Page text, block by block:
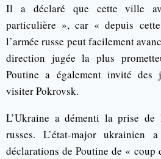
Il a déclaré que cette ville
particulière », car « depuis
l’armée russe peut facilement
direction jugée la plus
Poutine a également invité des
visiter Pokrovsk.
L’Ukraine a démenti la prise
russes. L’état-major ukrainien
déclarations de Poutine de « coup